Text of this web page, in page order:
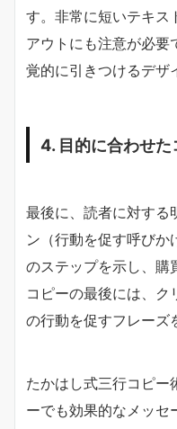
す。非常に短いテキス
アウトにも注意が必要
覚的に引きつけるデザ
4. 目的に合わせ
最後に、読者に対する
ン（行動を促す呼びか
のステップを示し、購
コピーの最後には、
の行動を促すフレーズ
たかはし式三行コピー
ーでも効果的なメッセ